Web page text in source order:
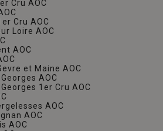
Cru AOC
Cru AOC
Loire AOC
AOC
et Maine AOC
AOC
1er Cru AOC
AOC
AOC
AOC